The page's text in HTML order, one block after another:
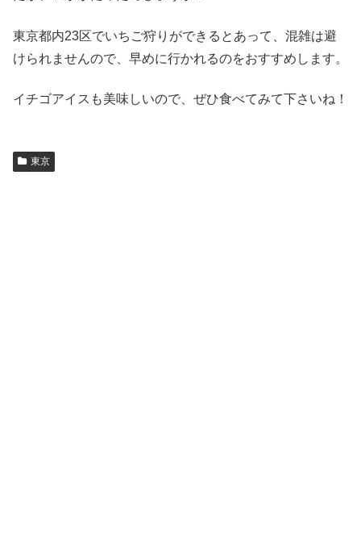
東京都内23区でいちご狩りができるとあって、混雑は避
けられませんので、早めに行かれるのをおすすめします。
イチゴアイスも美味しいので、ぜひ食べてみて下さいね！
東京